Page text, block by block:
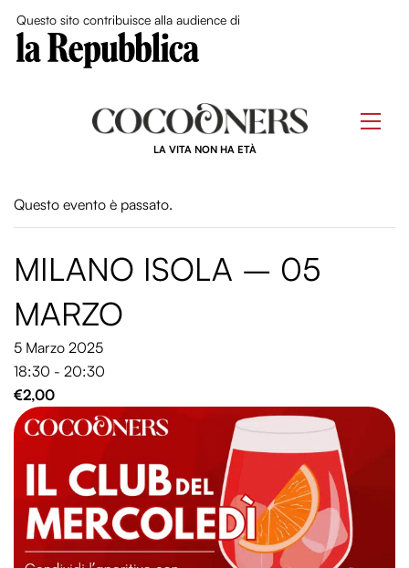
Questo sito contribuisce alla audience di
LA VITA NON HA ETÀ
Questo evento è passato.
MILANO ISOLA – 05
MARZO
5 Marzo 2025
18:30 - 20:30
€2,00